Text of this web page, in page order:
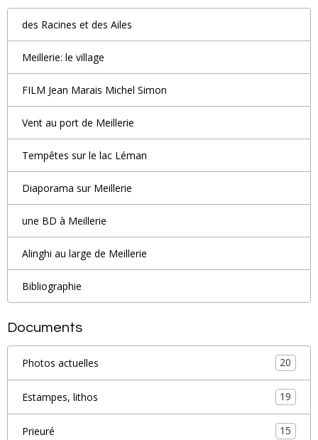
des Racines et des Ailes
Meillerie: le village
FILM Jean Marais Michel Simon
Vent au port de Meillerie
Tempêtes sur le lac Léman
Diaporama sur Meillerie
une BD à Meillerie
Alinghi au large de Meillerie
Bibliographie
Documents
Photos actuelles 20
Estampes, lithos 19
Prieuré 15